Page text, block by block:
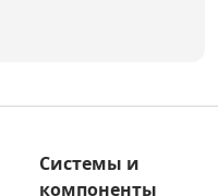
Системы и
компоненты